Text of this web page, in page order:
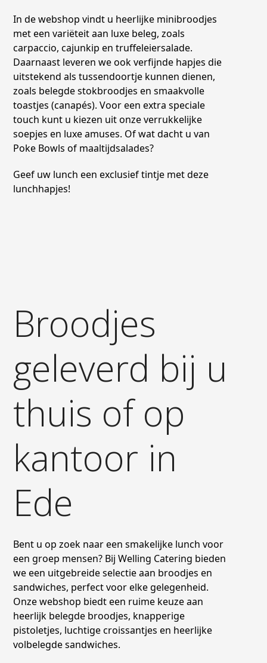
In de webshop vindt u heerlijke minibroodjes
met een variëteit aan luxe beleg, zoals
carpaccio, cajunkip en truffeleiersalade.
Daarnaast leveren we ook verfijnde hapjes die
uitstekend als tussendoortje kunnen dienen,
zoals belegde stokbroodjes en smaakvolle
toastjes (canapés). Voor een extra speciale
touch kunt u kiezen uit onze verrukkelijke
soepjes en luxe amuses. Of wat dacht u van
Poke Bowls of maaltijdsalades?
Geef uw lunch een exclusief tintje met deze
lunchhapjes!
Broodjes
geleverd bij u
thuis of op
kantoor in
Ede
Bent u op zoek naar een smakelijke lunch voor
een groep mensen? Bij Welling Catering bieden
we een uitgebreide selectie aan broodjes en
sandwiches, perfect voor elke gelegenheid.
Onze webshop biedt een ruime keuze aan
heerlijk belegde broodjes, knapperige
pistoletjes, luchtige croissantjes en heerlijke
volbelegde sandwiches.